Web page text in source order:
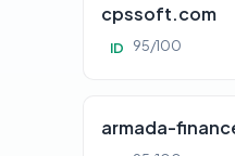
cpssoft.com
ID 95/100
armada-